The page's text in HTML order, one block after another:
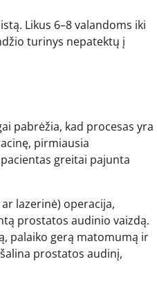
Likus 6–8 valandoms iki
turinys nepatektų į
pabrėžia, kad procesas yra
pirmiausia
greitai pajunta
lazerinė) operacija,
prostatos audinio vaizdą.
palaiko gerą matomumą ir
prostatos audinį,